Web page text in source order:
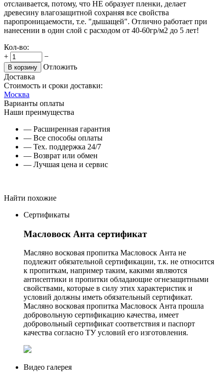
отслаивается, потому, что НЕ образует пленки, делает
древесину влагозащитной сохраняя все свойства
паропроницаемости, т.е. "дышащей". Отлично работает при
нанесении в один слой с расходом от 40-60гр/м2 до 5 лет!
Кол-во:
+
−
В корзину
Отложить
Доставка
Стоимость и сроки доставки:
Москва
Варианты оплаты
Наши преимущества
— Расширенная гарантия
— Все способы оплаты
— Тех. поддержка 24/7
— Возврат или обмен
— Лучшая цена и сервис
Найти похожие
Сертификаты
Масловоск Анта сертификат
Масляно восковая пропитка Масловоск Анта не
подлежит обязательной сертификации, т.к. не относится
к пропиткам, например таким, какими являются
антисептики и пропитки обладающие огнезащитными
свойствами, которые в силу этих характеристик и
условий должны иметь обязательный сертификат.
Масляно восковая пропитка Масловоск Анта прошла
добровольную сертификацию качества, имеет
добровольный сертификат соответствия и паспорт
качества согласно ТУ условий его изготовления.
Видео галерея